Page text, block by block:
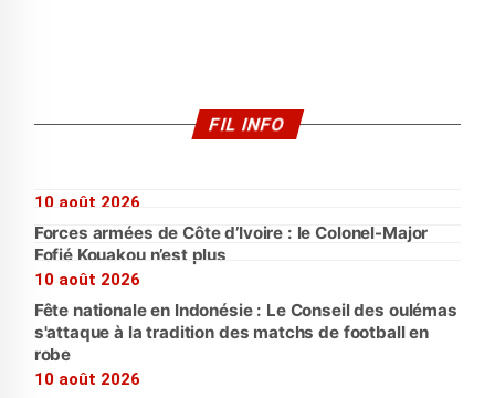
FIL INFO
10 août 2026
Forces armées de Côte d’Ivoire : le Colonel-Major
Fofié Kouakou n’est plus
10 août 2026
Fête nationale en Indonésie : Le Conseil des oulémas
s'attaque à la tradition des matchs de football en
robe
10 août 2026